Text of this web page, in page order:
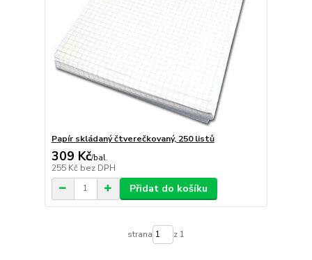
Papír skládaný čtverečkovaný, 250 listů
309 Kč/bal.
255 Kč bez DPH
Přidat do košíku
strana z 1